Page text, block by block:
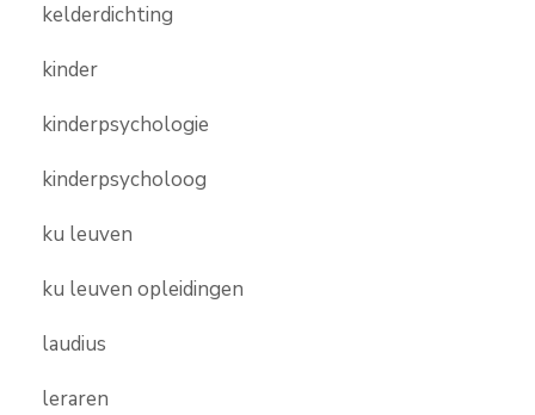
kelderdichting
kinder
kinderpsychologie
kinderpsycholoog
ku leuven
ku leuven opleidingen
laudius
leraren